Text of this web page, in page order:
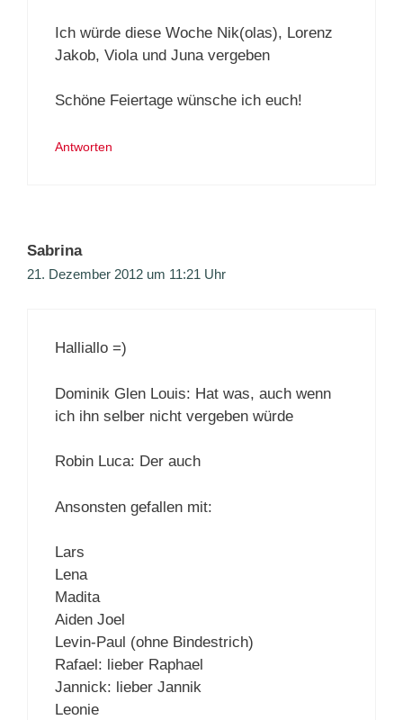
Ich würde diese Woche Nik(olas), Lorenz
Jakob, Viola und Juna vergeben
Schöne Feiertage wünsche ich euch!
Antworten
Sabrina
21. Dezember 2012 um 11:21 Uhr
Halliallo =)
Dominik Glen Louis: Hat was, auch wenn
ich ihn selber nicht vergeben würde
Robin Luca: Der auch
Ansonsten gefallen mit:
Lars
Lena
Madita
Aiden Joel
Levin-Paul (ohne Bindestrich)
Rafael: lieber Raphael
Jannick: lieber Jannik
Leonie